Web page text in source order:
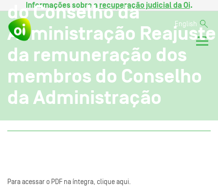
Informações sobre a recuperação judicial da Oi.
English
do Conselho da
Administração Reajuste
da remuneração dos
membros do Conselho
da Administração
Para acessar o PDF na íntegra, clique aqui.